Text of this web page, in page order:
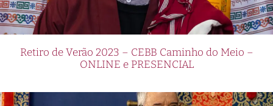
Retiro de Verão 2023 – CEBB Caminho do Meio –
ONLINE e PRESENCIAL